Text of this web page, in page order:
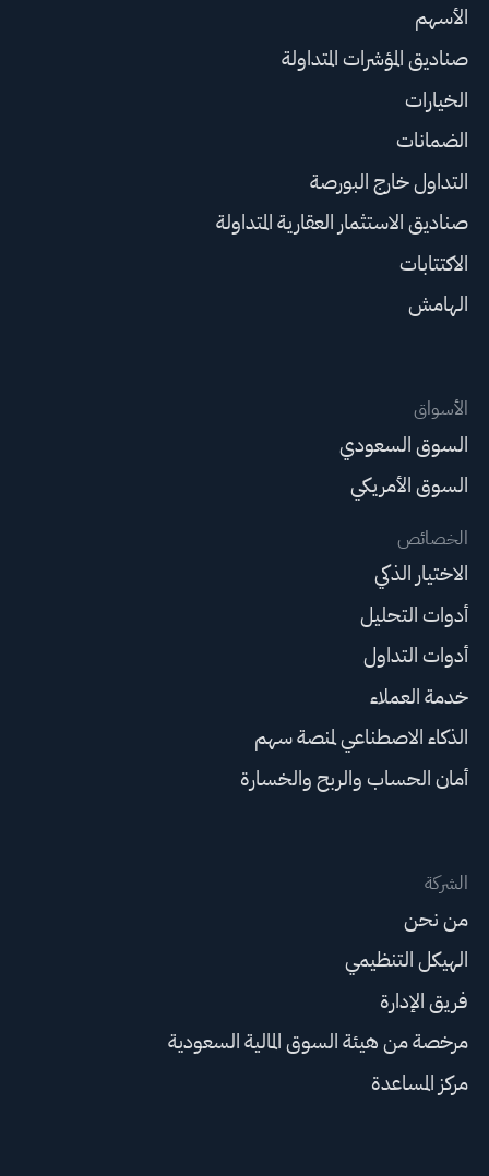
الأسهم
صناديق المؤشرات المتداولة
الخيارات
الضمانات
التداول خارج البورصة
صناديق الاستثمار العقارية المتداولة
الاكتتابات
الهامش
الأسواق
السوق السعودي
السوق الأمريكي
الخصائص
الاختيار الذكي
أدوات التحليل
أدوات التداول
خدمة العملاء
الذكاء الاصطناعي لمنصة سهم
أمان الحساب والربح والخسارة
الشركة
من نحن
الهيكل التنظيمي
فريق الإدارة
مرخصة من هيئة السوق المالية السعودية
مركز المساعدة